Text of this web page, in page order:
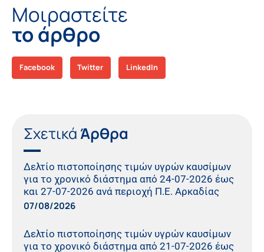
Μοιραστείτε
το άρθρο
Facebook Twitter LinkedIn
Σχετικά Άρθρα
Δελτίο πιστοποίησης τιμών υγρών καυσίμων
για το χρονικό διάστημα από 24-07-2026 έως
και 27-07-2026 ανά περιοχή Π.Ε. Αρκαδίας
07/08/2026
Δελτίο πιστοποίησης τιμών υγρών καυσίμων
για το χρονικό διάστημα από 21-07-2026 έως